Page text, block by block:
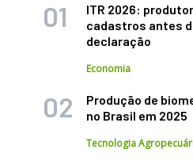
ITR 2026:
cadastros antes
declaração
Economia
Produção de
no Brasil em 2025
Tecnologia